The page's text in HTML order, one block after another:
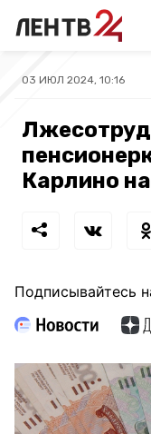
03 ИЮЛ 2024, 10:16
Карлино
Подписывайтесь